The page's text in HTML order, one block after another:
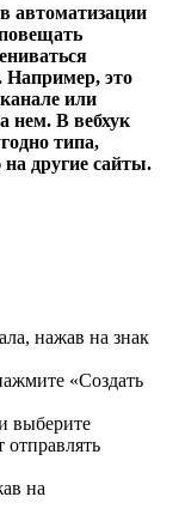
автоматизации
Например, это
или
нем. В вебхук
типа,
на другие сайты.
нажав на знак
«Создать
выберите
отправлять
на